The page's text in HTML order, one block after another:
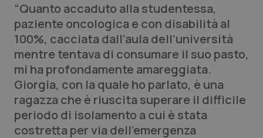
Abruzzo
Basilicata
Calabria
Campania
Emilia-Romagna
QS Pro Gold
Artrite & artrosi
Asma & BPCO
Car-T
Colesterolo & coronaropatie
QS Club Newsletter
“Quanto accaduto alla studentessa,
paziente oncologica e con disabilità al
100%, cacciata dall’aula dell’università
mentre tentava di consumare il suo pasto,
mi ha profondamente amareggiata.
Giorgia, con la quale ho parlato, è una
ragazza che è riuscita superare il difficile
periodo di isolamento a cui è stata
costretta per via dell’emergenza